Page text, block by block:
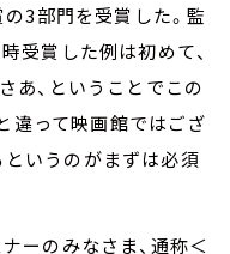
の3部門を受賞した。監
受賞した例は初めて、
あ、ということでこの
違って映画館ではござ
いうのがまずは必須
ーのみなさま、通称＜